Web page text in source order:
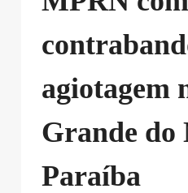
agiotagem
Grande do
Paraíba